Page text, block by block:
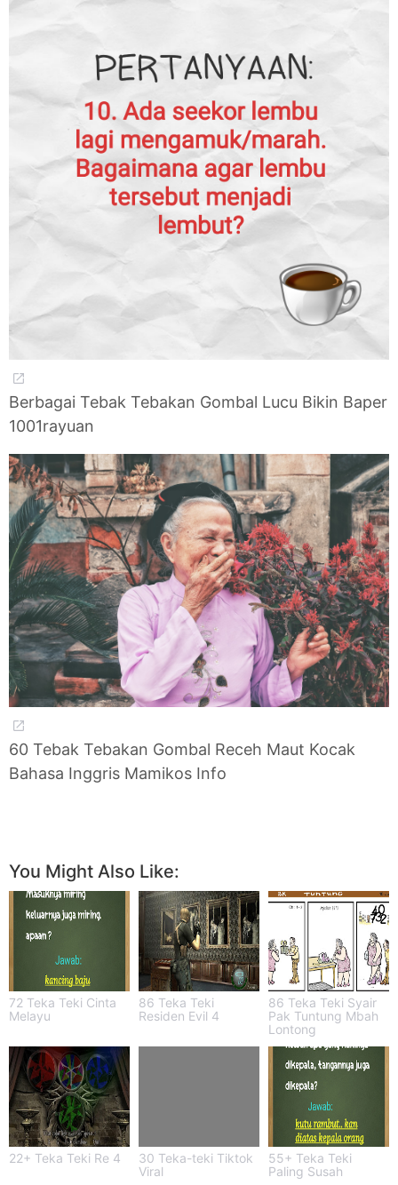
Berbagai Tebak Tebakan Gombal Lucu Bikin Baper
1001rayuan
60 Tebak Tebakan Gombal Receh Maut Kocak
Bahasa Inggris Mamikos Info
You Might Also Like:
72 Teka Teki Cinta
Melayu
86 Teka Teki
Residen Evil 4
86 Teka Teki Syair
Pak Tuntung Mbah
Lontong
22+ Teka Teki Re 4
30 Teka-teki Tiktok
Viral
55+ Teka Teki
Paling Susah